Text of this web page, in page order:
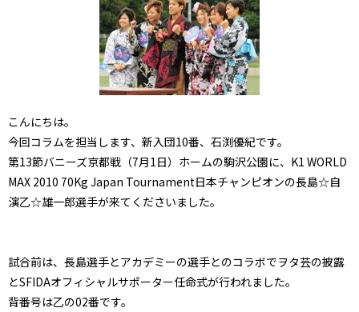
こんにちは。
今回コラムを担当します、新入団10番、石渕優紀です。
第13節バニーズ京都戦（7月1日）ホームの駒沢公園に、K1 WORLD
MAX 2010 70Kg Japan Tournament日本チャンピオンの長島☆自
演乙☆雄一郎選手が来てくださいました。
試合前は、長島選手とアカデミーの選手とのコラボでヲタ芸の披露
とSFIDAオフィシャルサポーター任命式が行われました。
背番号は乙の02番です。